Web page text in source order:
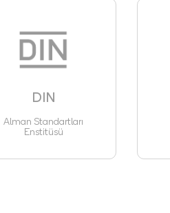
DIN
Alman Standartları
Enstitüsü